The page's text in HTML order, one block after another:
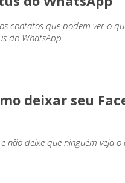
contatos que podem ver o
do WhatsApp
deixar seu
não deixe que ninguém veja o